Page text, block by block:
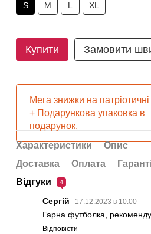
S M L XL
Купити Замовити
Мега знижки на
+ Подарункова упаковка в
подарунок.
Характеристики
Опис
Доставка
Оплата
Відгуки
4
Сергій 17.12.2023 в 10:00
Гарна футболка,
Відповісти